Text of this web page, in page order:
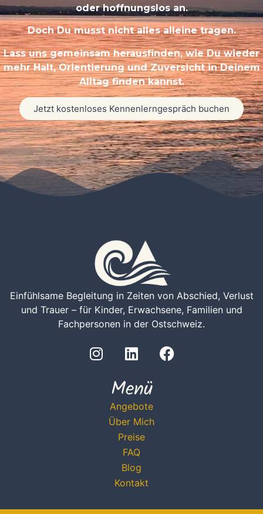
oder hoffnungslos an.
Doch Du musst nicht alles alleine tragen.
Lass uns gemeinsam herausfinden, wie Du wieder
mehr Halt, Orientierung und Zuversicht in Deinem
Alltag finden kannst.
Jetzt kostenloses Kennenlerngespräch buchen
Einfühlsame Begleitung in Zeiten von Abschied, Verlust
und Trauer – für Kinder, Erwachsene, Familien und
Fachpersonen in der Ostschweiz.
Menü
Angebote
Über Mich
Preise
FAQ
Blog
Kontakt